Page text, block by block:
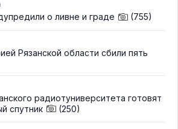
о ливне и граде (755)
Рязанской области сбили пять
радиотуниверситета готовят
спутник
(250)